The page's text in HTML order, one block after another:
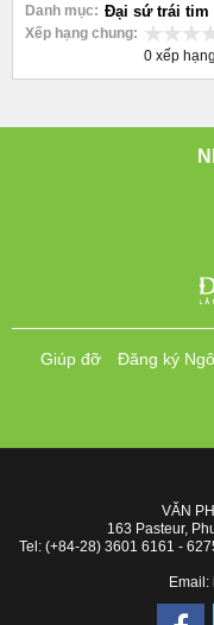
Danh mục: Đại sứ trái tim
Xếp hạng chung:
0 xếp hạng
Giúp đỡ Đăng ký
VĂN
163 Pasteur,
Tel: (+84-28) 3601 6161 -
Email: